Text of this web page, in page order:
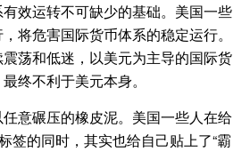
效运转不可缺少的基础。美国一些
将危害国际货币体系的稳定运行。
荡和低迷，以美元为主导的国际货
终不利于美元本身。
碾压的橡皮泥。美国一些人在给
签的同时，其实也给自己贴上了“霸